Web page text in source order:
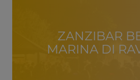
ZANZIBAR
MARINA DI